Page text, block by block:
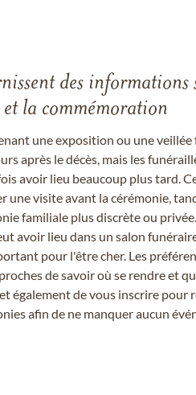
des informations
la commémoration
une exposition ou une
après le décès, mais les
avoir lieu beaucoup plus tard.
une visite avant la cérémonie,
familiale plus discrète ou
avoir lieu dans un salon
pour l'être cher. Les
de savoir où se rendre et
également de vous inscrire pour
afin de ne manquer aucun